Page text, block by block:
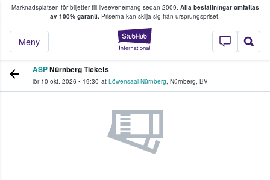
Marknadsplatsen för biljetter till liveevenemang sedan 2009. Alla beställningar omfattas
av 100% garanti. Priserna kan skilja sig från ursprungspriset.
StubHub – där
Meny
köper och säljer biljetter.
ASPNürnberg Tickets
lör 10 okt. 2026 • 19:30 at Löwensaal Nürnberg, Nürnberg, BV